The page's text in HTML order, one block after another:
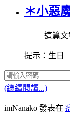
＊小惡
這篇文
提示：生日
(繼續閱讀...)
imNanako 發表在